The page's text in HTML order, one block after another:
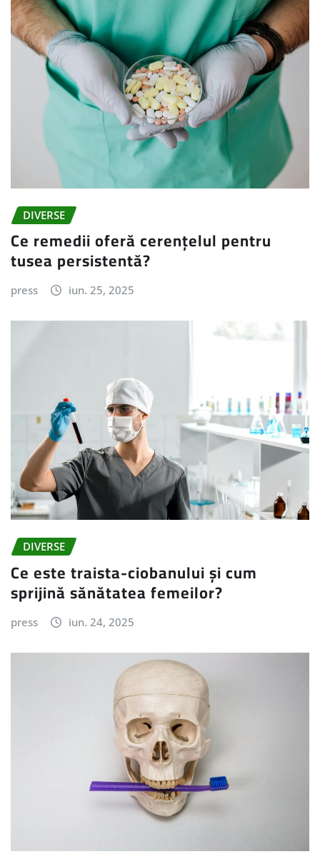
DIVERSE
Ce remedii oferă cerențelul pentru
tusea persistentă?
press iun. 25, 2025
DIVERSE
Ce este traista-ciobanului și cum
sprijină sănătatea femeilor?
press iun. 24, 2025